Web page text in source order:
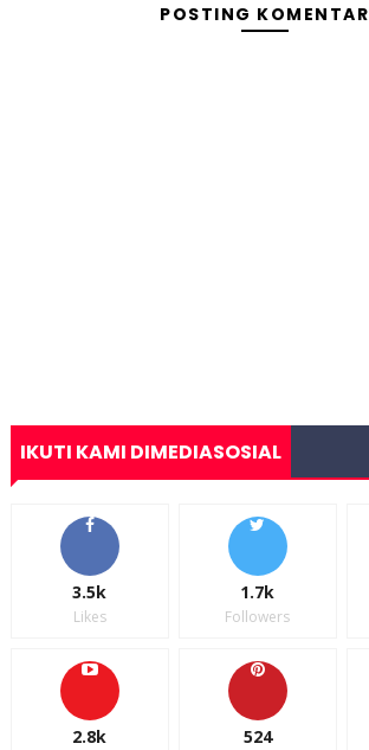
POSTING KOMENTAR
IKUTI KAMI DIMEDIASOSIAL
3.5k
Likes
1.7k
Followers
2.8k 524